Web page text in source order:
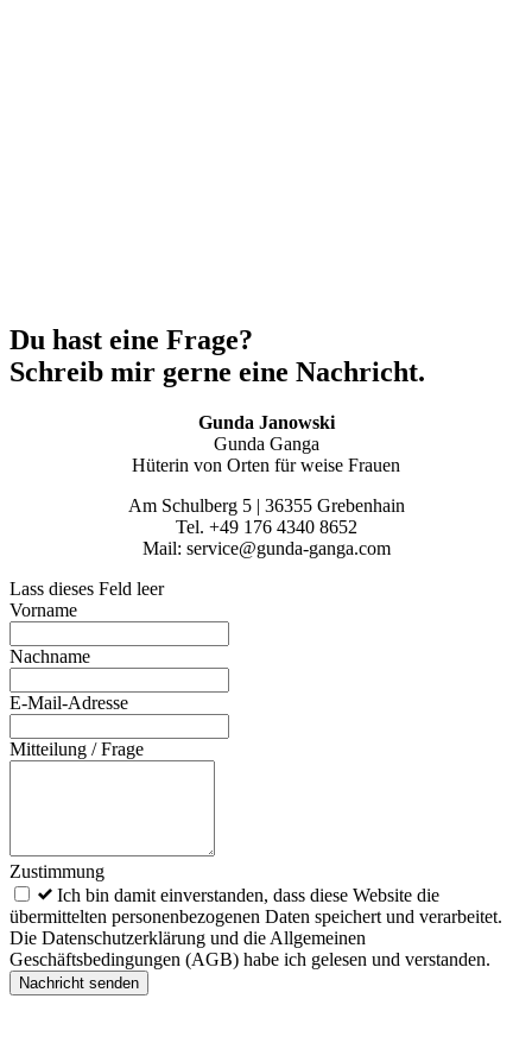
Du hast eine Frage?
Schreib mir gerne eine Nachricht.
Gunda Janowski
Gunda Ganga
Hüterin von Orten für weise Frauen
Am Schulberg 5 | 36355 Grebenhain
Tel. +49 176 4340 8652
Mail: service@gunda-ganga.com
Lass dieses Feld leer
Vorname
Nachname
E-Mail-Adresse
Mitteilung / Frage
Zustimmung
Ich bin damit einverstanden, dass diese Website die
übermittelten personenbezogenen Daten speichert und verarbeitet.
Die Datenschutzerklärung und die Allgemeinen
Geschäftsbedingungen (AGB) habe ich gelesen und verstanden.
Nachricht senden